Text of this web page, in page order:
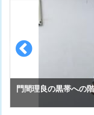
門間理良の黒帯への